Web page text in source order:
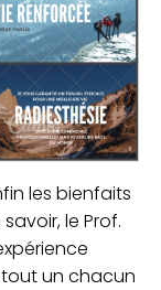
les bienfaits
le Prof.
un chacun